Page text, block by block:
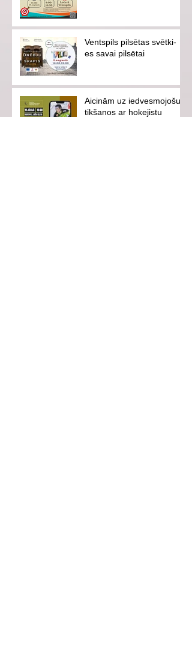
Ventspils pilsētas svētki-
es savai pilsētai
Aicinām uz iedvesmojošu
tikšanos ar hokejistu